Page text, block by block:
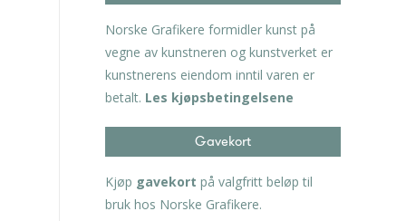
Norske Grafikere formidler kunst på
vegne av kunstneren og kunstverket er
kunstnerens eiendom inntil varen er
betalt. Les kjøpsbetingelsene
Gavekort
Kjøp gavekort på valgfritt beløp til
bruk hos Norske Grafikere.